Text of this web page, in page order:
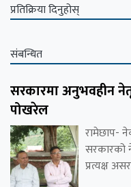
प्रतिक्रिया दिनुहोस्
संबन्धित
सरकारमा अनुभवहीन
पोखरेल
रामेछाप-
सरकारको
प्रत्यक्ष